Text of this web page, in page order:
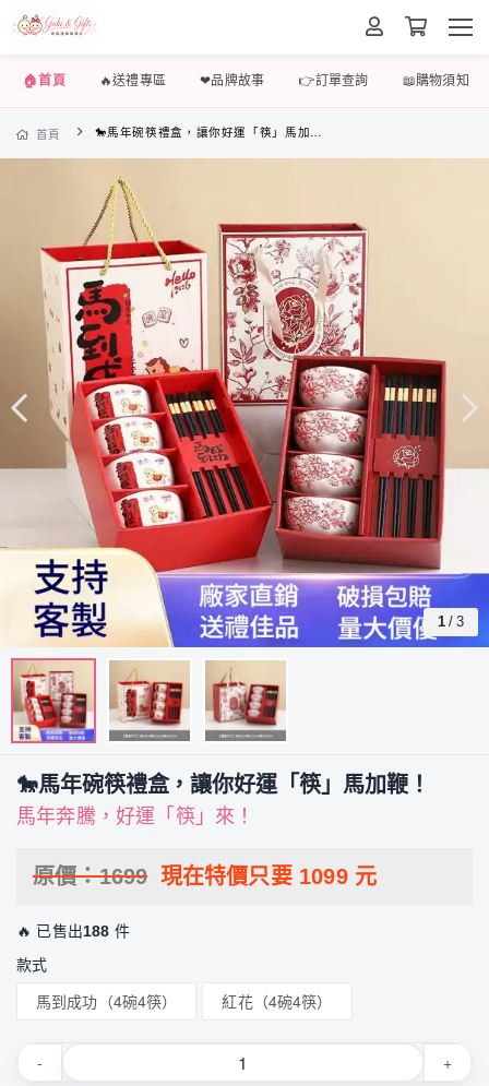
🏠首頁 🔥送禮專區 ❤品牌故事 👉訂單查詢 📖購物須知
首頁 🐎馬年碗筷禮盒，讓你好運「筷」馬加鞭！
1 / 3
🐎馬年碗筷禮盒，讓你好運「筷」馬加鞭！
馬年奔騰，好運「筷」來！
原價：1699 現在特價只要 1099元
🔥 已售出188 件
款式
馬到成功（4碗4筷） 紅花（4碗4筷）
- +